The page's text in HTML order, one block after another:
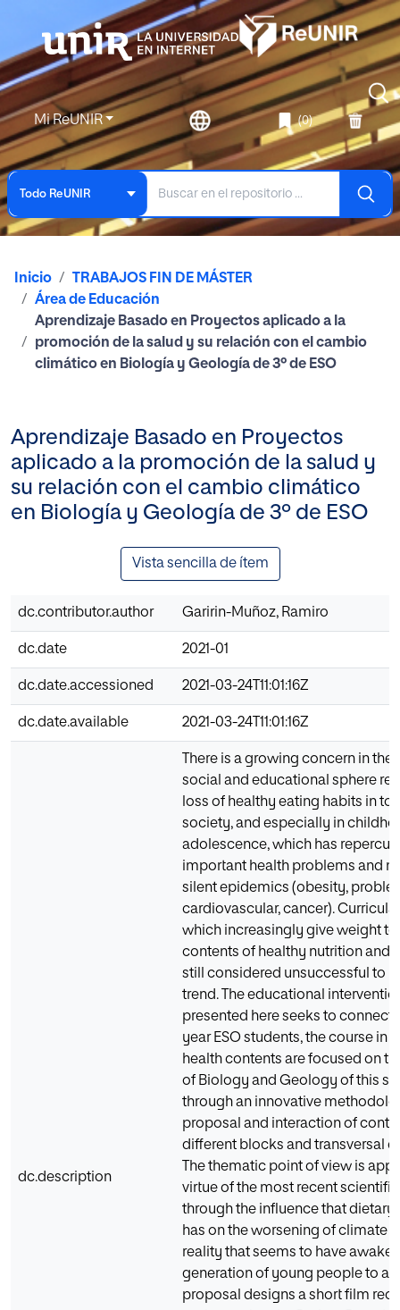
Mi ReUNIR (0)
Todo ReUNIR
Inicio
TRABAJOS FIN DE MÁSTER
Área de Educación
Aprendizaje Basado en Proyectos aplicado a la
promoción de la salud y su relación con el cambio
climático en Biología y Geología de 3º de ESO
Aprendizaje Basado en Proyectos
aplicado a la promoción de la salud y
su relación con el cambio climático
en Biología y Geología de 3º de ESO
Vista sencilla de ítem
dc.contributor.author Garirin-Muñoz, Ramiro
dc.date 2021-01
dc.date.accessioned 2021-03-24T11:01:16Z
dc.date.available 2021-03-24T11:01:16Z
dc.description
There is a growing concern in the
social and educational sphere
loss of healthy eating habits in
society, and especially in
adolescence, which has
important health problems and
silent epidemics (obesity,
cardiovascular, cancer).
which increasingly give weight to
contents of healthy nutrition and
still considered unsuccessful to
trend. The educational
presented here seeks to connect
year ESO students, the course in
health contents are focused on
of Biology and Geology of this
through an innovative
proposal and interaction of
different blocks and transversal
The thematic point of view is
virtue of the most recent
through the influence that dietary
has on the worsening of climate
reality that seems to have
generation of young people to
proposal designs a short film